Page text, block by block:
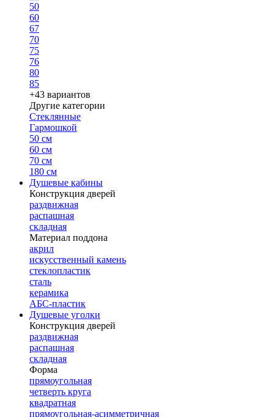
50
60
67
70
75
76
80
85
+43 вариантов
Другие категории
Стеклянные
Гармошкой
50 см
60 см
70 см
180 см
Душевые кабины
Конструкция дверей
раздвижная
распашная
складная
Материал поддона
акрил
искусственный камень
стеклопластик
сталь
керамика
АБС-пластик
Душевые уголки
Конструкция дверей
раздвижная
распашная
складная
Форма
прямоугольная
четверть круга
квадратная
прямоугольная-асимметричная